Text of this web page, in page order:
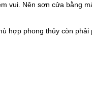
vui. Nên sơn cửa bằng
hợp phong thủy còn